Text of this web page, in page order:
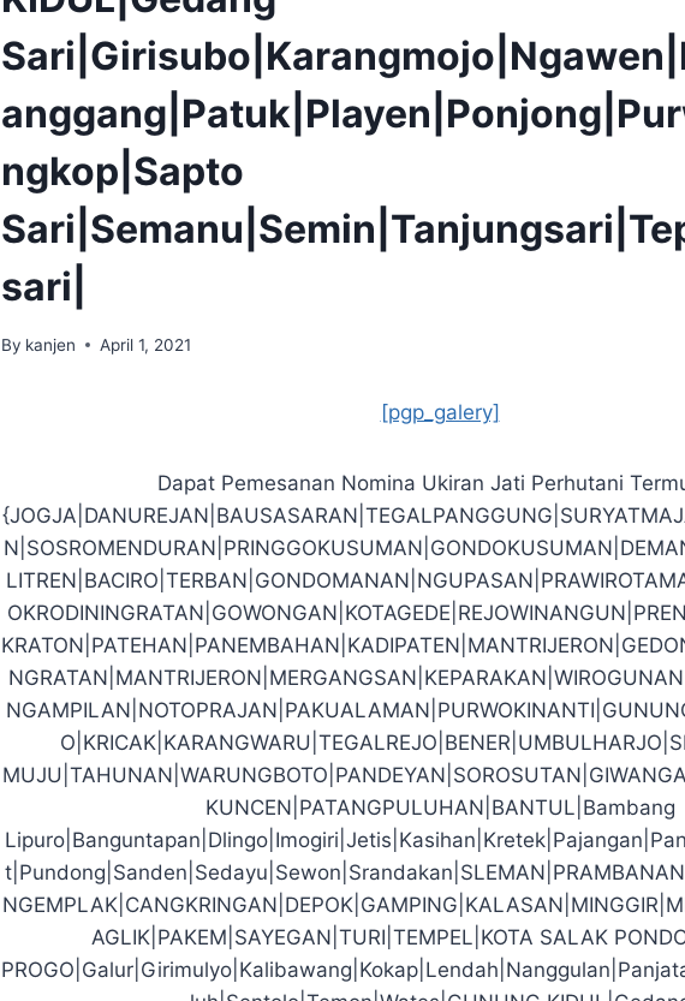
ngkop|Sapto
sari|
By kanjen April 1, 2021
[pgp_galery]
Dapat Pemesanan Nomina Ukiran Jati Perhutani
KUNCEN|PATANGPULUHAN|BANTUL|Bambang
AGLIK|PAKEM|SAYEGAN|TURI|TEMPEL|KOTA SALAK